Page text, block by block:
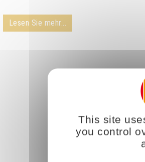
Lesen Sie mehr...
This site
you control